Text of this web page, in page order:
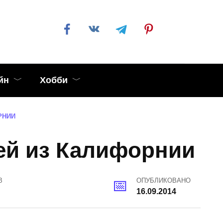
Хобби
из Калифорнии
ОПУБЛИКОВАНО
16.09.2014